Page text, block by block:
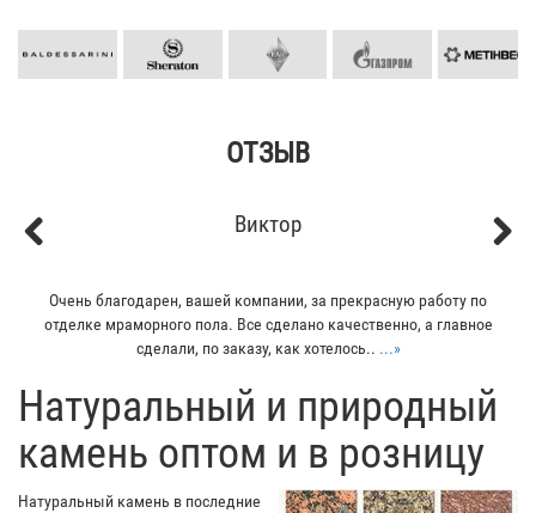
ОТЗЫВ
Виктор
Очень благодарен, вашей компании, за прекрасную работу по
отделке мраморного пола. Все сделано качественно, а главное
сделали, по заказу, как хотелось.. ...»
​Натуральный и природный
камень оптом и в розницу
Натуральный камень в последние